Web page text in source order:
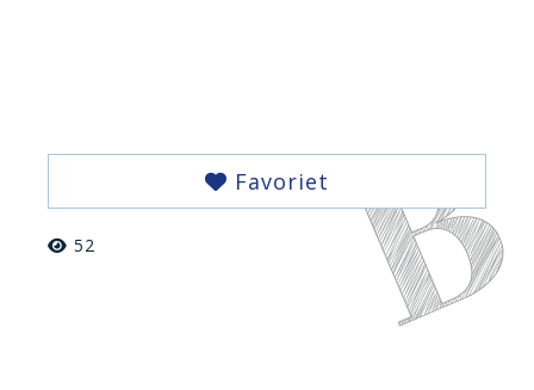
Favoriet
52